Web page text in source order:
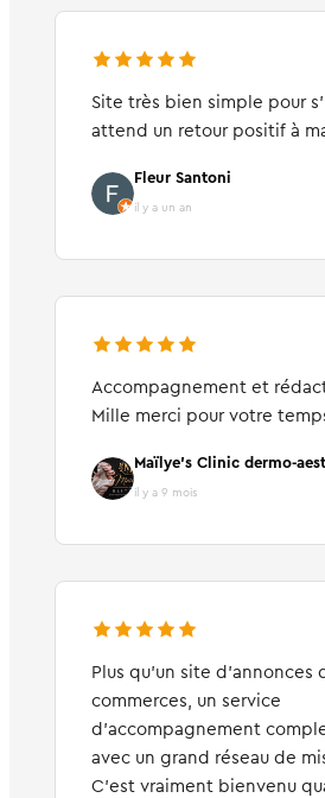
Site très bien simple pour
attend un retour positif à
Fleur Santoni
il y a un an
Accompagnement et
Mille merci pour votre
Maïlye's Clinic dermo-
il y a 9 mois
Plus qu'un site d'annonces
commerces, un service
d’accompagnement
avec un grand réseau de
C'est vraiment bienvenu